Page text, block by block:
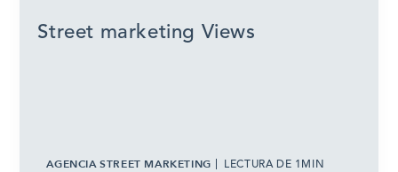
Street marketing Views
AGENCIA STREET MARKETING LECTURA DE 1MIN